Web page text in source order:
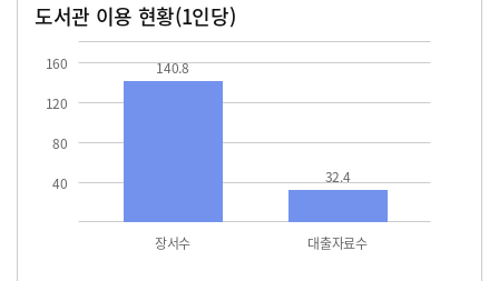
도서관 이용 현황(1인당)
40
80
120
160
장서수 대출자료수
140.8
32.4